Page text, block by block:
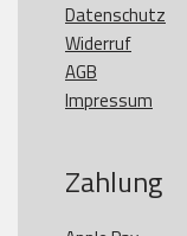
Datenschutz
Widerruf
AGB
Impressum
Zahlung